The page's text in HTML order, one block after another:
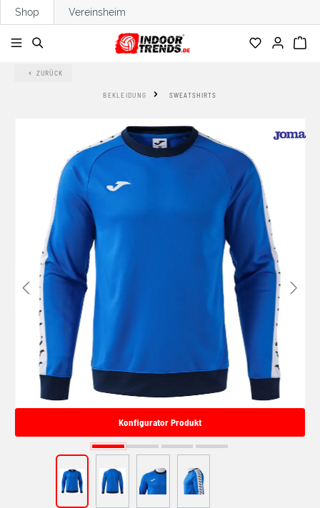
springen
Shop Vereinsheim
ZURÜCK
BEKLEIDUNG SWEATSHIRTS
Konfigurator Produkt